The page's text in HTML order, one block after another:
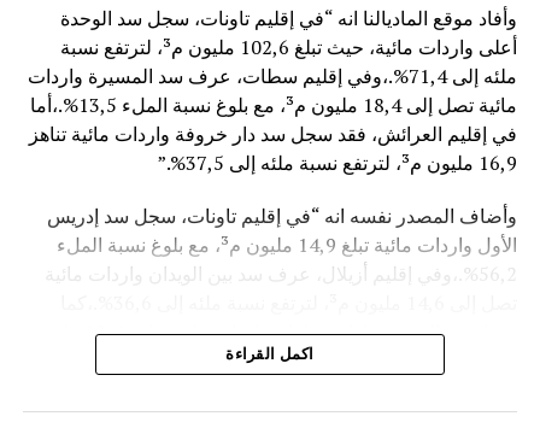
وأفاد موقع الماديالنا انه “في إقليم تاونات، سجل سد الوحدة
أعلى واردات مائية، حيث تبلغ 102,6 مليون م³، لترتفع نسبة
ملئه إلى 71,4%.،وفي إقليم سطات، عرف سد المسيرة واردات
مائية تصل إلى 18,4 مليون م³، مع بلوغ نسبة الملء 13,5%.،أما
في إقليم العرائش، فقد سجل سد دار خروفة واردات مائية تناهز
16,9 مليون م³، لترتفع نسبة ملئه إلى 37,5%.”
وأضاف المصدر نفسه انه “في إقليم تاونات، سجل سد إدريس
الأول واردات مائية تبلغ 14,9 مليون م³، مع بلوغ نسبة الملء
56,2%.،وفي إقليم أزيلال، عرف سد بين الويدان واردات مائية
وتعكس هذه المعطيات الأثر الإيجابي على الثروة المائية
اكمل القراءة